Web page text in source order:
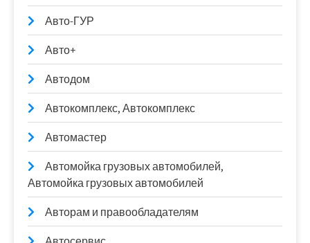
Авто-ГУР
Авто+
Автодом
Автокомплекс, Автокомплекс
Автомастер
Автомойка грузовых автомобилей,
Автомойка грузовых автомобилей
Авторам и правообладателям